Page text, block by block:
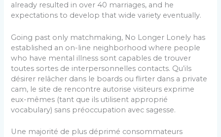
already resulted in over 40 marriages, and he
expectations to develop that wide variety eventually.
Going past only matchmaking, No Longer Lonely has
established an on-line neighborhood where people
who have mental illness sont capables de trouver
toutes sortes de interpersonnelles contacts. Qu’ils
désirer relâcher dans le boards ou flirter dans a private
cam, le site de rencontre autorise visiteurs exprime
eux-mêmes (tant que ils utilisent approprié
vocabulary) sans préoccupation avec sagesse.
Une majorité de plus déprimé consommateurs